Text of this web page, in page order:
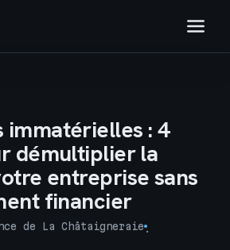
immatérielles : 4
démultiplier la
entreprise sans
financier
de La Châtaigneraie
·